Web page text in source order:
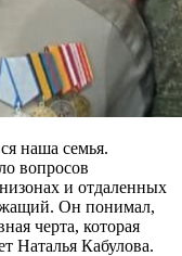
наша семья.
вопросов
и отдаленных
Он понимал,
черта, которая
Наталья Кабулова.